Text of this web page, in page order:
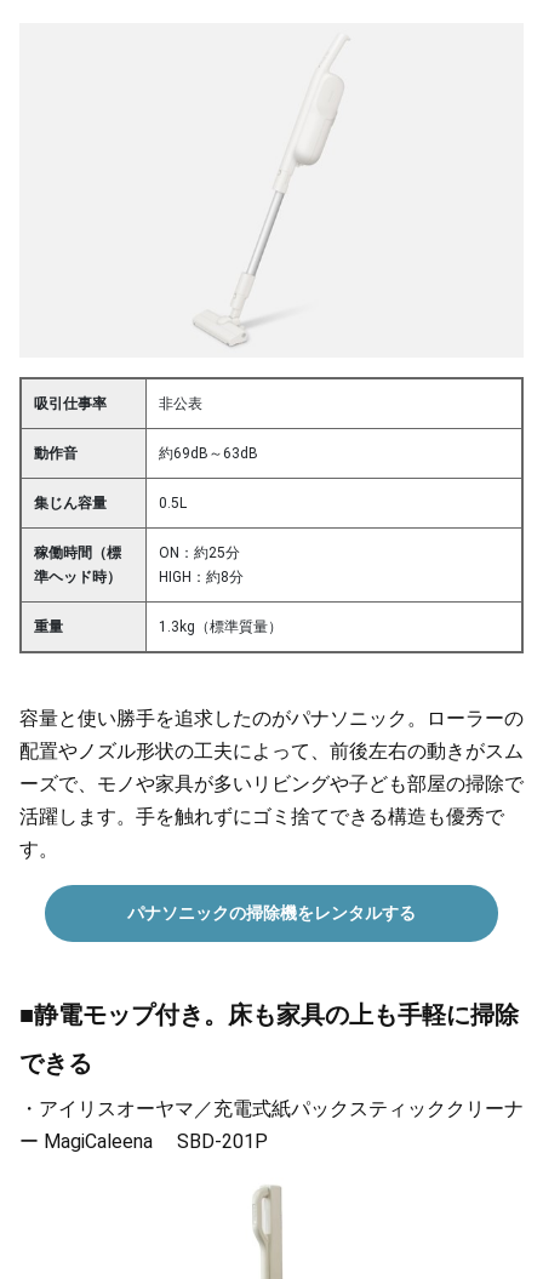
吸引仕事率 非公表
動作音 約69dB～63dB
集じん容量 0.5L
稼働時間（標
準ヘッド時）
ON：約25分
HIGH：約8分
重量 1.3kg（標準質量）
容量と使い勝手を追求したのがパナソニック。ローラーの
配置やノズル形状の工夫によって、前後左右の動きがスム
ーズで、モノや家具が多いリビングや子ども部屋の掃除で
活躍します。手を触れずにゴミ捨てできる構造も優秀で
す。
パナソニックの掃除機をレンタルする
■静電モップ付き。床も家具の上も手軽に掃除
できる
・アイリスオーヤマ／充電式紙パックスティッククリーナ
ー MagiCaleena SBD-201P